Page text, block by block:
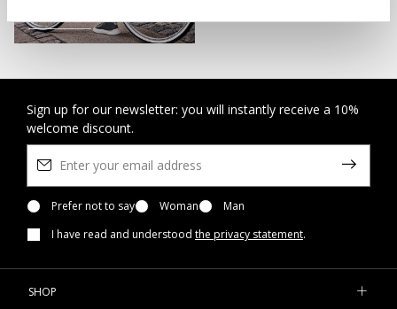
Sign up for our newsletter: you will instantly receive a 10%
welcome discount.
Prefer not to say Woman
Man
I have read and understood the privacy statement.
SHOP